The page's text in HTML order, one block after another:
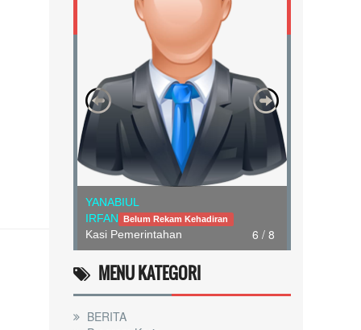
6 / 8
YANABIUL
IRFAN
Belum Rekam Kehadiran
Kasi Pemerintahan
MENU KATEGORI
BERITA